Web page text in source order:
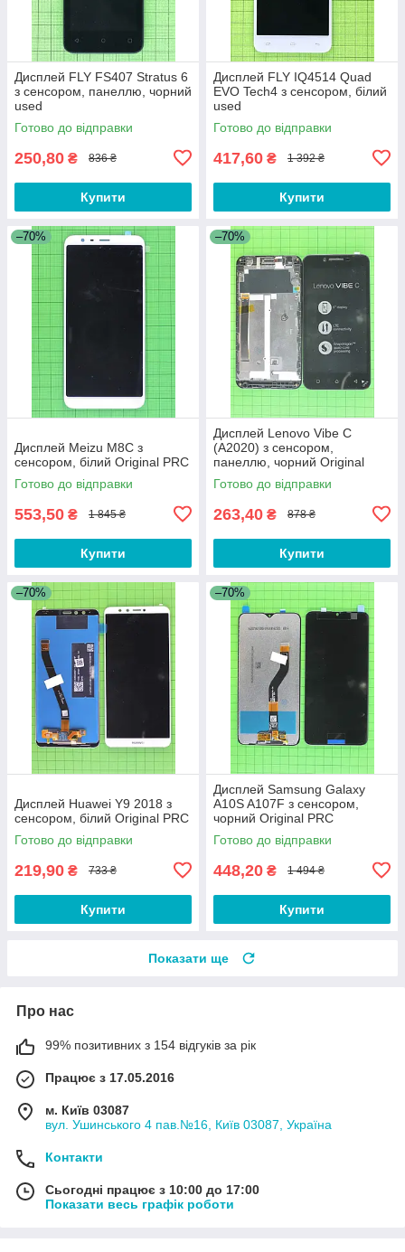
Дисплей FLY FS407 Stratus 6
з сенсором, панеллю, чорний
used
Готово до відправки
250,80 ₴ 836 ₴
Купити
Дисплей FLY IQ4514 Quad
EVO Tech4 з сенсором, білий
used
Готово до відправки
417,60 ₴ 1 392 ₴
Купити
–70%
Дисплей Meizu M8C з
сенсором, білий Original PRC
Готово до відправки
553,50 ₴ 1 845 ₴
Купити
–70%
Дисплей Lenovo Vibe C
(A2020) з сенсором,
панеллю, чорний Original
PRC
Готово до відправки
263,40 ₴ 878 ₴
Купити
–70%
Дисплей Huawei Y9 2018 з
сенсором, білий Original PRC
Готово до відправки
219,90 ₴ 733 ₴
Купити
–70%
Дисплей Samsung Galaxy
A10S A107F з сенсором,
чорний Original PRC
Готово до відправки
448,20 ₴ 1 494 ₴
Купити
Показати ще
Про нас
99% позитивних з 154 відгуків за рік
Працює з 17.05.2016
м. Київ 03087
вул. Ушинського 4 пав.№16, Київ 03087, Україна
Контакти
Сьогодні працює з 10:00 до 17:00
Показати весь графік роботи